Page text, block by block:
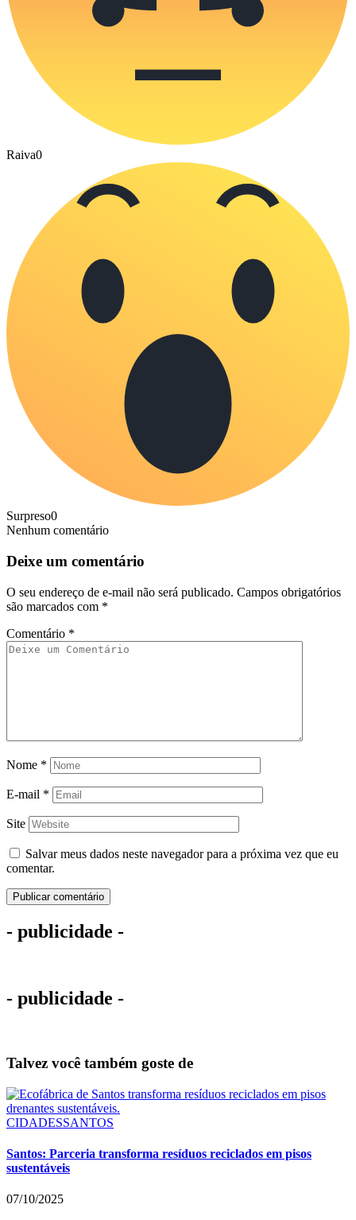
Raiva0
Surpreso0
Nenhum comentário
Deixe um comentário
O seu endereço de e-mail não será publicado. Campos obrigatórios
são marcados com *
Comentário *
Nome *
E-mail *
Site
Salvar meus dados neste navegador para a próxima vez que eu
comentar.
- publicidade -
- publicidade -
Talvez você também goste de
CIDADESSANTOS
Santos: Parceria transforma resíduos reciclados em pisos
sustentáveis
07/10/2025